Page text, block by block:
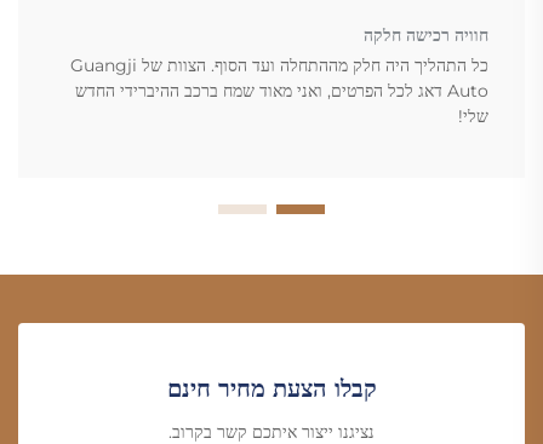
חוויה רכישה חלקה
כל התהליך היה חלק מההתחלה ועד הסוף. הצוות של Guangji
Auto דאג לכל הפרטים, ואני מאוד שמח ברכב ההיברידי החדש
שלי!
קבלו הצעת מחיר חינם
נציגנו ייצור איתכם קשר בקרוב.